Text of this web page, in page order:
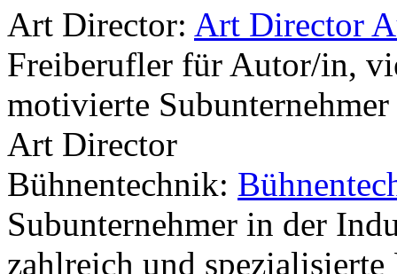
Art Director: Art Director
Freiberufler für Autor/in,
motivierte
Art Director
Bühnentechnik:
Subunternehmer in der
zahlreich und